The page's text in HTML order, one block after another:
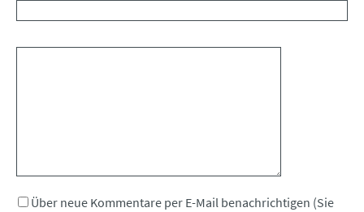
Über neue Kommentare per E-Mail benachrichtigen (Sie